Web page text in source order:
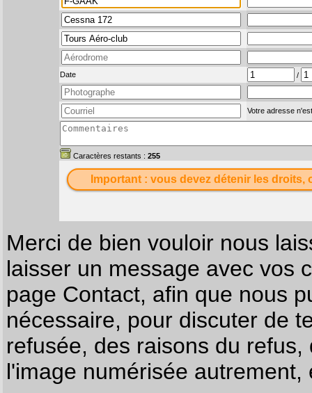
Date /
Votre adresse
Caractères restants : 255
Important : vous devez détenir les
Merci de bien vouloir nous
laisser un message avec vos
page Contact, afin que nous
nécessaire, pour discuter de
refusée, des raisons du
l'image numérisée autrement,